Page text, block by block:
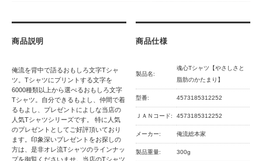
商品説明
俺流を背中で語るおもしろ文字Tシャ
ツ。Tシャツにプリントする文字を
6000種類以上から選べるおもしろ文字
Tシャツ。自分できるもよし、仲間で着
るもよし、プレゼントによしな当店の
人気Tシャツシリーズです。 特に人気
のプレゼントとしてご好評頂いており
ます。印象深いプレゼントをお探しの
方は、是非オレ流Tシャツのラインナッ
プを御覧くださいませ。当店のTシャツ
商品仕様
製品名:
魂心Tシャツ【やさしさと
脂肪のかたまり】
型番: 4573185312252
ＪＡＮコード: 4573185312252
メーカー: 俺流総本家
製品重量: 300g